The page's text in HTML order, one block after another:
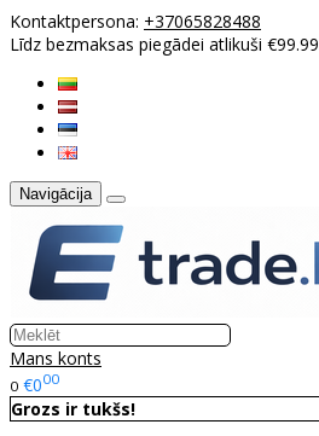
Kontaktpersona: +37065828488
Līdz bezmaksas piegādei atlikuši €99.99
Navigācija
Mans konts
0 €000
Grozs ir tukšs!